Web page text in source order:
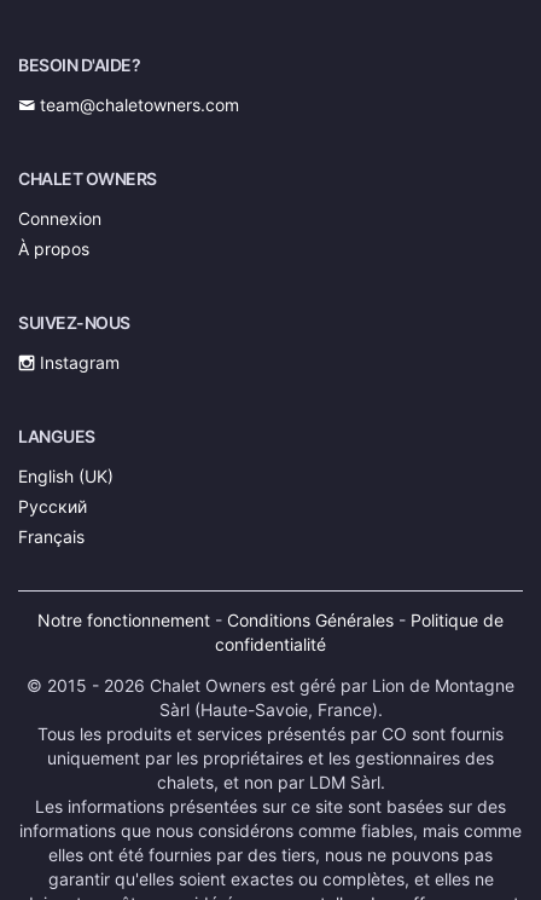
BESOIN D'AIDE?
team@chaletowners.com
CHALET OWNERS
Connexion
À propos
SUIVEZ-NOUS
Instagram
LANGUES
English (UK)
Русский
Français
Notre fonctionnement - Conditions Générales - Politique de
confidentialité
© 2015 - 2026 Chalet Owners est géré par Lion de Montagne
Sàrl (Haute-Savoie, France).
Tous les produits et services présentés par CO sont fournis
uniquement par les propriétaires et les gestionnaires des
chalets, et non par LDM Sàrl.
Les informations présentées sur ce site sont basées sur des
informations que nous considérons comme fiables, mais comme
elles ont été fournies par des tiers, nous ne pouvons pas
garantir qu'elles soient exactes ou complètes, et elles ne